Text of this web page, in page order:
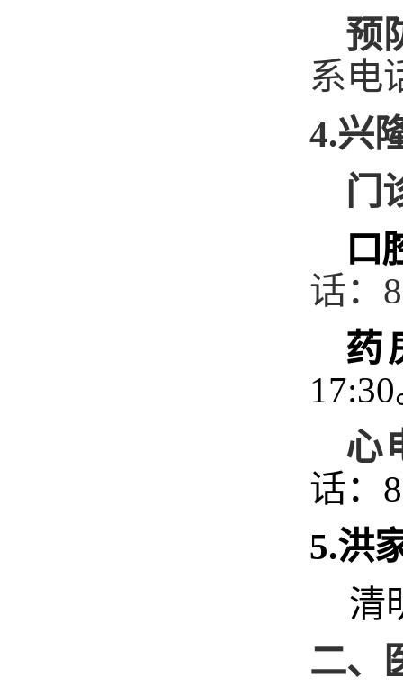
预
系电
4.兴
门
口
话：
药
17:30
心
话：
5.洪
清
二、